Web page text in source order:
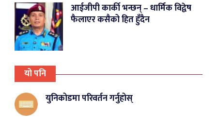
आईजीपी कार्की भन्छन् – धार्मिक विद्वेष
फैलाएर कसैको हित हुँदैन
यो पनि
युनिकोडमा परिवर्तन गर्नुहोस्